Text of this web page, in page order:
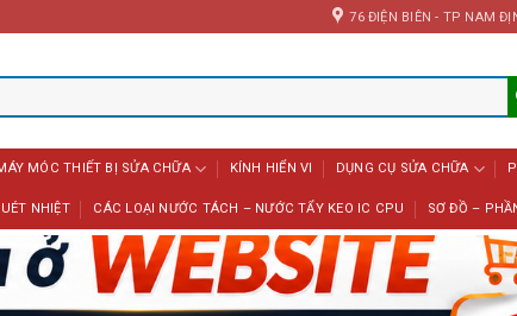
76 ĐIỆN BIÊN - TP NAM
MÓC THIẾT BỊ SỬA CHỮA KÍNH HIỂN VI DỤNG CỤ SỬA CHỮA
NHIỆT CÁC LOẠI NƯỚC TÁCH – NƯỚC TẨY KEO IC CPU SƠ ĐỒ –